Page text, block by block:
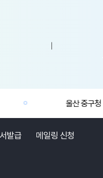
울산 중구청
발급 메일링 신청